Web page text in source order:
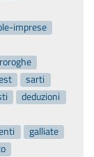
imprese
sarti
deduzioni
galliate